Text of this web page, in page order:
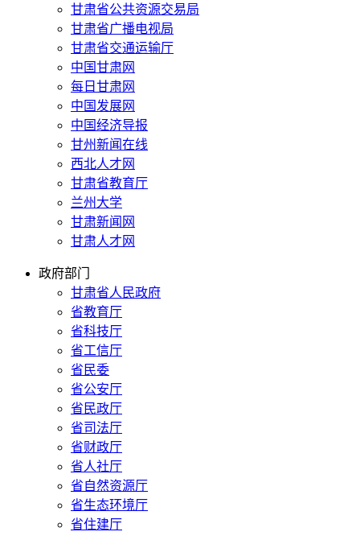
甘肃省公共资源交易局
甘肃省广播电视局
甘肃省交通运输厅
中国甘肃网
每日甘肃网
中国发展网
中国经济导报
甘州新闻在线
西北人才网
甘肃省教育厅
兰州大学
甘肃新闻网
甘肃人才网
政府部门
甘肃省人民政府
省教育厅
省科技厅
省工信厅
省民委
省公安厅
省民政厅
省司法厅
省财政厅
省人社厅
省自然资源厅
省生态环境厅
省住建厅